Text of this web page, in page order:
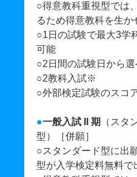
○得意教科重視型では
るため得意教科を生か
○1日の試験で最大3学
可能
○2日間の試験日から
○2教科入試※
○外部検定試験のスコ
●一般入試 II 期
（スタ
型）［併願］
○スタンダード型に出
型が入学検定料無料で